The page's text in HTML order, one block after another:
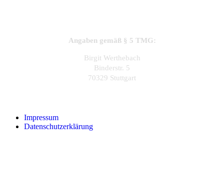
Angaben gemäß § 5 TMG:
Birgit Werthebach
Binderstr. 5
70329 Stuttgart
Impressum
Datenschutzerklärung